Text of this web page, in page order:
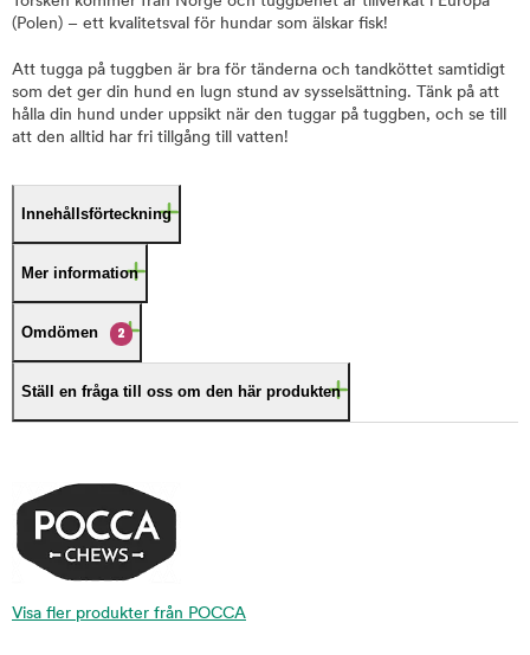
(Polen) – ett kvalitetsval för hundar som älskar fisk!
Att tugga på tuggben är bra för tänderna och tandköttet samtidigt
som det ger din hund en lugn stund av sysselsättning. Tänk på att
hålla din hund under uppsikt när den tuggar på tuggben, och se till
att den alltid har fri tillgång till vatten!
Innehållsförteckning
Mer information
Omdömen 2
Ställ en fråga till oss om den här produkten
Visa fler produkter från POCCA